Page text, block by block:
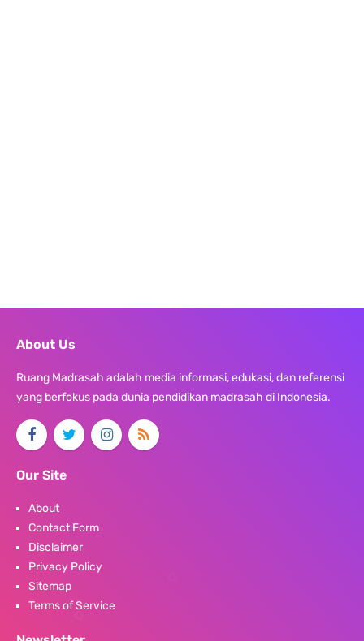
About Us
Ruang Madrasah adalah media informasi, edukasi, dan referensi
yang berfokus pada dunia pendidikan madrasah di Indonesia.
Our Site
About
Contact Form
Disclaimer
Privacy Policy
Sitemap
Terms of Service